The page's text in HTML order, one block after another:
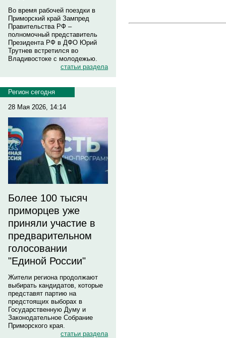
Во время рабочей поездки в
Приморский край Зампред
Правительства РФ –
полномочный представитель
Президента РФ в ДФО Юрий
Трутнев встретился во
Владивостоке с молодежью.
статьи раздела
Регион сегодня
28 Мая 2026, 14:14
Более 100 тысяч
приморцев уже
приняли участие в
предварительном
голосовании
"Единой России"
Жители региона продолжают
выбирать кандидатов, которые
представят партию на
предстоящих выборах в
Государственную Думу и
Законодательное Собрание
Приморского края.
статьи раздела